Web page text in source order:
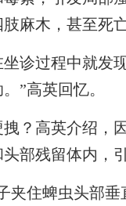
麻木，甚至死亡
过程中就发
”高英回忆。
高英介绍，
部残留体内，引
住蜱虫头部垂